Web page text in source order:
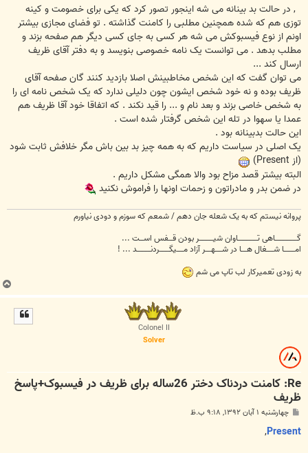
ت
, در حالت بد بینانه می شه اینجور تصور کرد که یکی برای خصومت و کینه
توزی هم که شده همچنین مطلبی را کامنت گذاشته . تو فضای مجازی بیشتر
اونم از نوع فیسبوکش می شه هر کسی به جای کسی دیگر هم صفحه بزند و
مطلب بدهد . می توانست یک نامه خصوصی بنویسد و به دفتر آقای ظریف
ارسال کند ...
می توان گفت که این شخص مخاطبینش اصلا بازدید کنند گان صفحه آقای
ظریف بوده و نه خود شخص ایشون چون دلیلی ندارد که یک شخص نامه ای را
به شخص خاصی بزند و بعد نام و ... را قید نکند . که اتفاقا خود آقا ظریف هم
عمدا یا سهوا در تله این شخص گرفتار شده است .
این حالت بدبینانه بود .
یک اصلی در سیاست داریم که به همه چیز بد بین باش مگر خلافش ثابت شود
(از Present)
البته بیشتر قصد مزاح بود والا همگی مشکل داریم .
در ضمن بدر و مادراتون و زحمات اونها را فراموش نکنید
پروانه نیستم که به یک شعله جان دهم / شمعم که سوزم و دودی نیاورم
گــــــــــــــــاهی تــــــــــــــاوان شیــــــــــر بودن قـــفس اســـت ...
امــــــــا شـــــغال هــــا در شـــــهــــر آزاد مـــــیگـــــــردنــــــــــد ... !
به زودی تعمیرکار لب تاپ می شم
ب
ا
Colonel II
Solver
Re: کامنت دردناک دختر 26ساله برای ظریف در فیسبوک+پاسخ
ظریف
پ
ت
چهارشنبه ۱ آبان ۱۳۹۲, ۹:۱۸ ب.ظ
Present
,